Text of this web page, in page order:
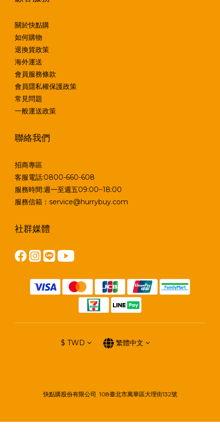
關於快點購
如何購物
退換貨政策
海外運送
會員服務條款
會員隱私權保護政策
常見問題
一般運送政策
聯絡我們
招商專區
客服電話:0800-660-608
服務時間:週一至週五09:00~18:00
服務信箱：service@hurrybuy.com
社群媒體
$ TWD 繁體中文
快點購股份有限公司 108臺北市萬華區大理街132號